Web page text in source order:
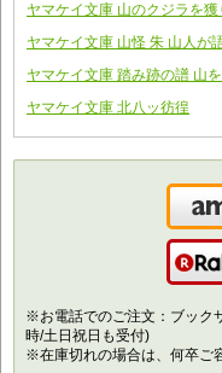
ヤマケイ文庫 山のクジラを
ヤマケイ文庫 山怪 朱 山人が
ヤマケイ文庫 踏み跡の譜 山
ヤマケイ文庫 北八ッ彷徨
※お電話でのご注文：ブック
時/土日祝日も受付)
※在庫切れの場合は、何卒ご